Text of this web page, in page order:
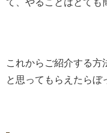
て、やることはとても
これからご紹介する方
と思ってもらえたらぼ